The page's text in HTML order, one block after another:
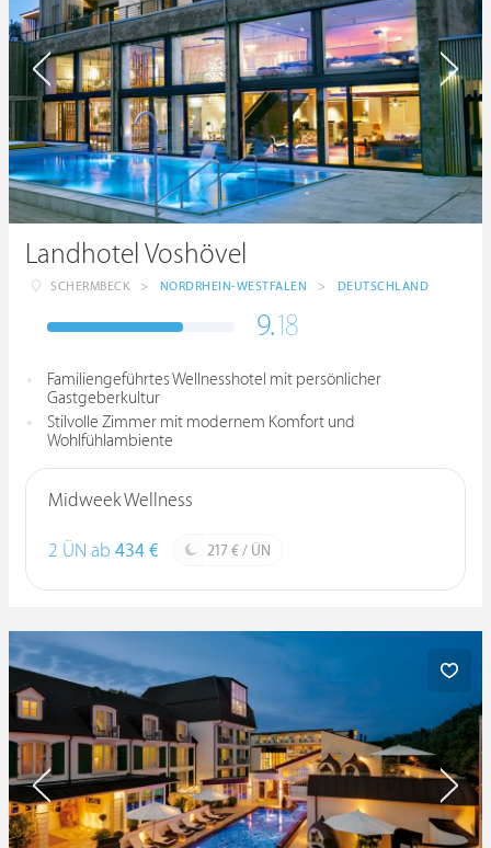
Landhotel Voshövel
SCHERMBECK > NORDRHEIN-WESTFALEN > DEUTSCHLAND
9.18
Familiengeführtes Wellnesshotel mit persönlicher
Gastgeberkultur
Stilvolle Zimmer mit modernem Komfort und
Wohlfühlambiente
Midweek Wellness
2 ÜN ab 434 € 217 € / ÜN